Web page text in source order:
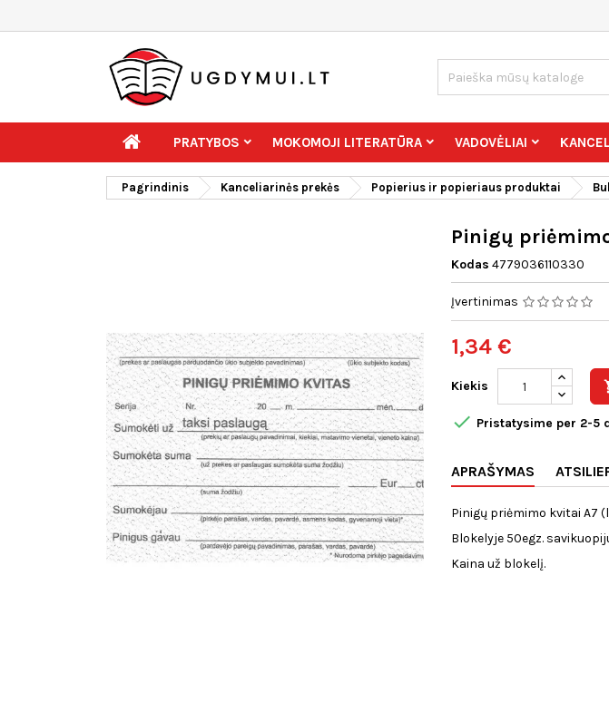
PRATYBOS MOKOMOJI LITERATŪRA VADOVĖLIAI
Pagrindinis Kanceliarinės prekės Popierius ir popieriaus produktai
Pinigų
Kodas 4779036110330
Įvertinimas
1,34 €
Kiekis
 Pristatysime per 2-5
APRAŠYMAS
Pinigų priėmimo kvitai A7
Blokelyje 50egz.
Kaina už blokelį.